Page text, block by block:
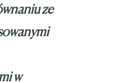
ze
w